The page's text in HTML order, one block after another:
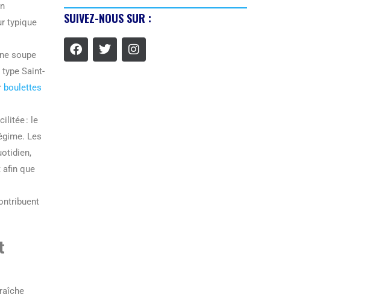
typique
soupe
Saint-
boulettes
: le
Les
afin que
SUIVEZ-NOUS SUR :